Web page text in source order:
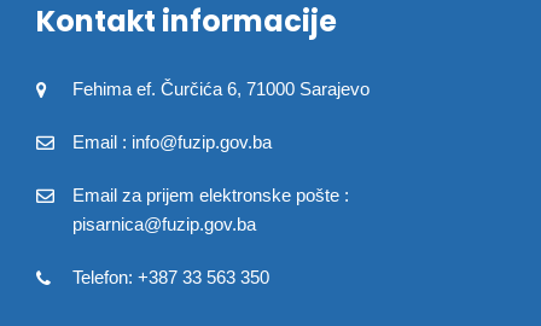
Kontakt informacije
Fehima ef. Čurčića 6, 71000 Sarajevo
Email : info@fuzip.gov.ba
Email za prijem elektronske pošte :
pisarnica@fuzip.gov.ba
Telefon: +387 33 563 350